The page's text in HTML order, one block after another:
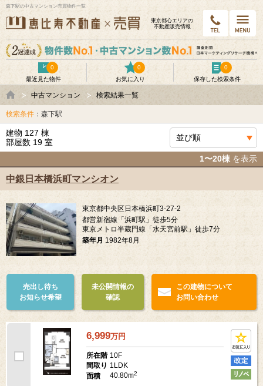
森下駅の中古マンション売買物件一覧
東京都⼼エリアの
不動産販売情報
最近見た物件
0
お気に入り
0
保存した検索条件
0
中古マンション 検索結果一覧
検索条件 ：森下駅
建物 127 棟
部屋数 19 室
1〜20棟 を表示
中銀日本橋浜町マンシオン
東京都中央区日本橋浜町3-27-2
都営新宿線「浜町駅」徒歩5分
東京メトロ半蔵門線「水天宮前駅」徒歩7分
築年月 1982年8月
売出し待ち
お知らせ希望
未公開情報の
確認
この建物について
お問い合わせ
6,999万円
所在階 10F
間取り 1LDK
面積
40.80m2